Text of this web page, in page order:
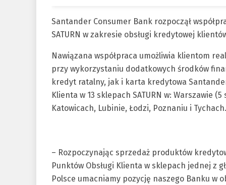
Santander Consumer Bank rozpoczął
SATURN w zakresie obsługi kredytowej
Nawiązana współpraca umożliwia klientom
przy wykorzystaniu dodatkowych środków
kredyt ratalny, jak i karta kredytowa
Klienta w 13 sklepach SATURN w: Warszawie
Katowicach, Lubinie, Łodzi, Poznaniu i Tychach.
– Rozpoczynając sprzedaż produktów
Punktów Obsługi Klienta w sklepach jednej z
Polsce umacniamy pozycję naszego Banku w